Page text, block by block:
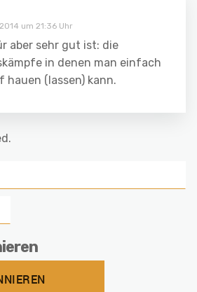
um 21:36 Uhr
aber sehr gut ist: die
in denen man einfach
hauen (lassen) kann.